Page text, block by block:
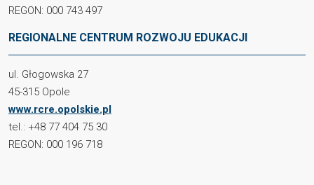
REGON: 000 743 497
REGIONALNE CENTRUM ROZWOJU EDUKACJI
ul. Głogowska 27
45-315 Opole
www.rcre.opolskie.pl
tel.: +48 77 404 75 30
REGON: 000 196 718